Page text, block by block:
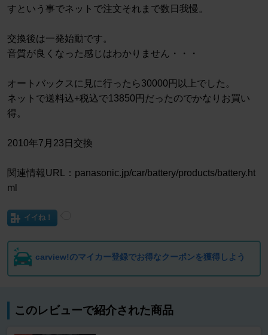
すという事でネットで注文それまで数日我慢。
交換後は一発始動です。
音質が良くなった感じはわかりません・・・
オートバックスに見に行ったら30000円以上でした。
ネットで送料込+税込で13850円だったのでかなりお買い
得。
2010年7月23日交換
関連情報URL：panasonic.jp/car/battery/products/battery.ht
ml
イイね！
carview!のマイカー登録でお得なクーポンを獲得しよう
このレビューで紹介された商品